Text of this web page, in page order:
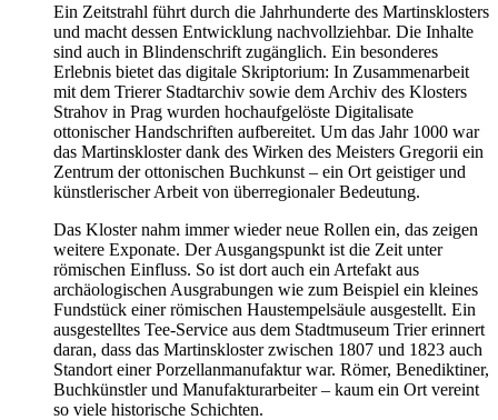
Ein Zeitstrahl führt durch die Jahrhunderte des Martinsklosters
und macht dessen Entwicklung nachvollziehbar. Die Inhalte
sind auch in Blindenschrift zugänglich. Ein besonderes
Erlebnis bietet das digitale Skriptorium: In Zusammenarbeit
mit dem Trierer Stadtarchiv sowie dem Archiv des Klosters
Strahov in Prag wurden hochaufgelöste Digitalisate
ottonischer Handschriften aufbereitet. Um das Jahr 1000 war
das Martinskloster dank des Wirken des Meisters Gregorii ein
Zentrum der ottonischen Buchkunst – ein Ort geistiger und
künstlerischer Arbeit von überregionaler Bedeutung.
Das Kloster nahm immer wieder neue Rollen ein, das zeigen
weitere Exponate. Der Ausgangspunkt ist die Zeit unter
römischen Einfluss. So ist dort auch ein Artefakt aus
archäologischen Ausgrabungen wie zum Beispiel ein kleines
Fundstück einer römischen Haustempelsäule ausgestellt. Ein
ausgestelltes Tee-Service aus dem Stadtmuseum Trier erinnert
daran, dass das Martinskloster zwischen 1807 und 1823 auch
Standort einer Porzellanmanufaktur war. Römer, Benediktiner,
Buchkünstler und Manufakturarbeiter – kaum ein Ort vereint
so viele historische Schichten.